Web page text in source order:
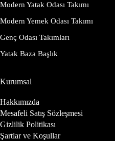
Modern Yatak Odası Takımı
Modern Yemek Odası Takımı
Genç Odası Takımları
Yatak Baza Başlık
Kurumsal
Hakkımızda
Mesafeli Satış Sözleşmesi
Gizlilik Politikası
Şartlar ve Koşullar